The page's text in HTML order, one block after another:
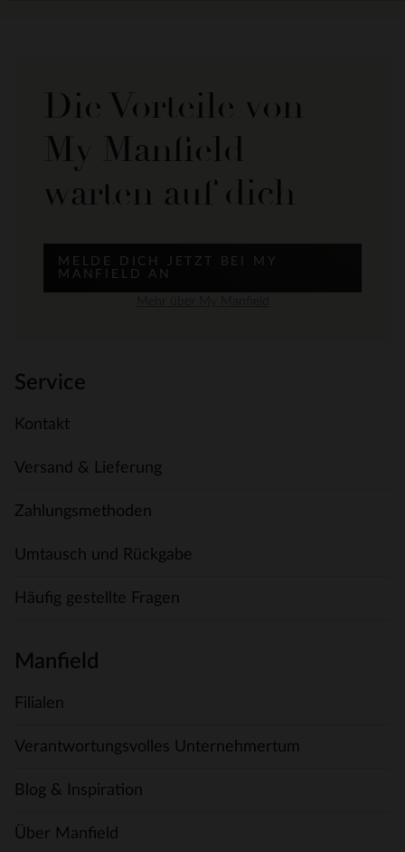
Die Vorteile von
My Manfield
warten auf dich
MELDE DICH JETZT BEI MY
MANFIELD AN
Service
Kontakt
Versand & Lieferung
Zahlungsmethoden
Umtausch und Rückgabe
Häufig gestellte Fragen
Manfield
Filialen
Verantwortungsvolles Unternehmertum
Blog & Inspiration
Über Manfield